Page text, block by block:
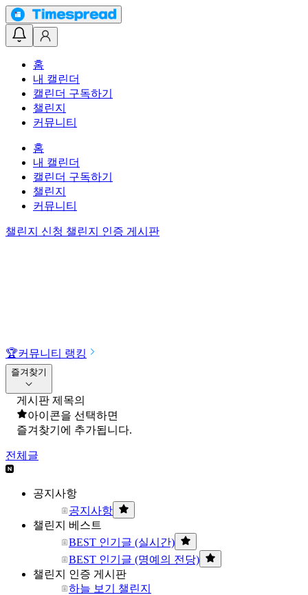
홈
내 캘린더
캘린더 구독하기
챌린지
커뮤니티
홈
내 캘린더
캘린더 구독하기
챌린지
커뮤니티
챌린지 신청 챌린지 인증 게시판
🏆커뮤니티 랭킹
즐겨찾기
게시판 제목의
아이콘을 선택하면
즐겨찾기에 추가됩니다.
전체글
공지사항
공지사항
챌린지 베스트
BEST 인기글 (실시간)
BEST 인기글 (명예의 전당)
챌린지 인증 게시판
하늘 보기 챌린지